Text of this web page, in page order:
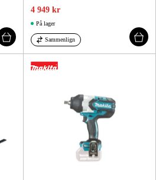
4 949 kr
På lager
Sammenlign